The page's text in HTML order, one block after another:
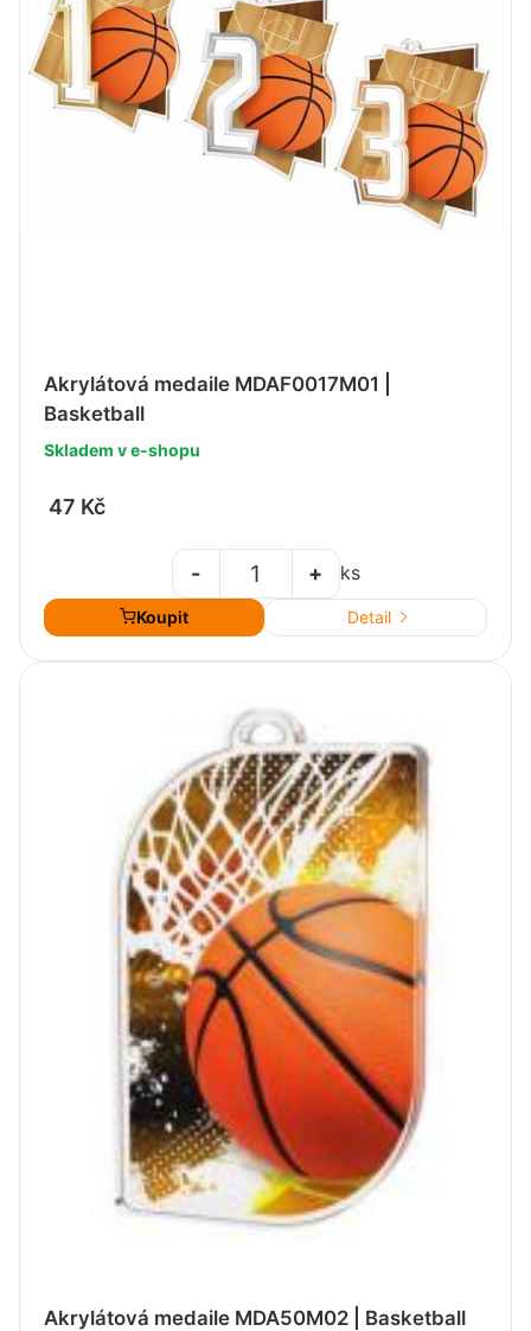
Akrylátová medaile MDAF0017M01 |
Basketball
Skladem v e-shopu
47 Kč
+
- ks
Koupit Detail
Akrylátová medaile MDA50M02 | Basketball